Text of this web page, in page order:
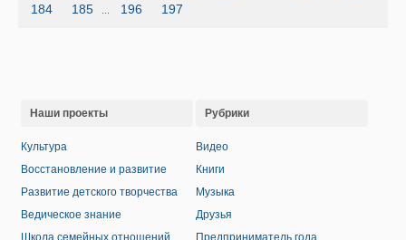
184
185 196 197
Наши проекты
Культура
Восстановление и развитие
Развитие детского творчества
Ведическое знание
Школа семейных отношений
Рубрики
Видео
Книги
Музыка
Друзья
Предприниматель года